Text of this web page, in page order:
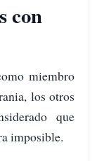
con
miembro
los otros
que
imposible.